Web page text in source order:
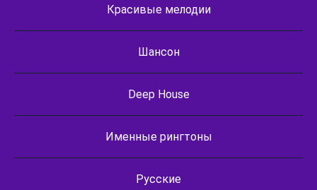
Красивые мелодии
Шансон
Deep House
Именные рингтоны
Русские